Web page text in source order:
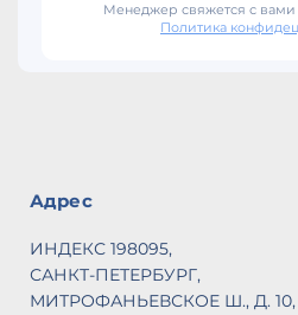
Менеджер свяжется с вами
Политика
Адрес
ИНДЕКС 198095,
САНКТ-ПЕТЕРБУРГ,
МИТРОФАНЬЕВСКОЕ Ш., Д. 10,